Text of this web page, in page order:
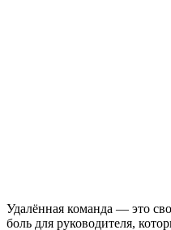
Удалённая команда — это
боль для руководителя,